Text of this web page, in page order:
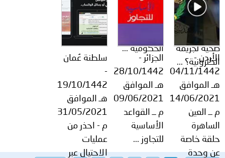
الاتصال به
والتأكد منه
ستوقعك
ضحية لجريمة
الكترونية؟ ...
احتيالية
تحاكي
الحكومية ...
السباحة
يحميهم من
الغرق ...
الأردن -
04/11/1442
هـ الموافق
14/06/2021
م ــ العين
الساهرة
حلقة خاصة
عن وحدة
الجزائر -
28/10/1442
هـ الموافق
09/06/2021
م ــ القواعد
الأساسية
للتجاوز ...
سلطنة عُمان
-
19/10/1442
هـ الموافق
31/05/2021
م - احذر من
عمليات
الاحتيال عبر